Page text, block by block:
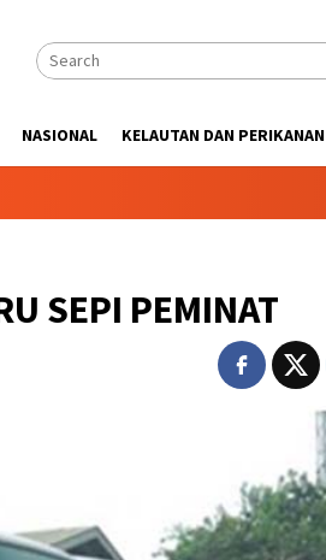
NASIONAL KELAUTAN DAN PERIKANAN
SEPI PEMINAT